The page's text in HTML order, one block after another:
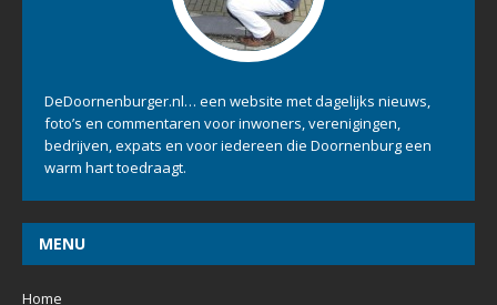
DeDoornenburger.nl… een website met dagelijks nieuws,
foto’s en commentaren voor inwoners, verenigingen,
bedrijven, expats en voor iedereen die Doornenburg een
warm hart toedraagt.
MENU
Home